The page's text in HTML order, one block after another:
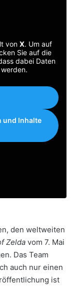
von X. Um auf
Sie auf die
dabei Daten
und Inhalte
den weltweiten
Zelda vom 7. Mai
Das Team
auch nur einen
ist